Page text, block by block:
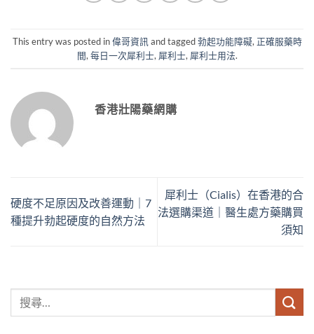
This entry was posted in偉哥資訊 and tagged勃起功能障礙, 正確服藥時
間, 每日一次犀利士, 犀利士, 犀利士用法.
香港壯陽藥網購
硬度不足原因及改善運動｜7
種提升勃起硬度的自然方法
犀利士（Cialis）在香港的合
法選購渠道｜醫生處方藥購買
須知